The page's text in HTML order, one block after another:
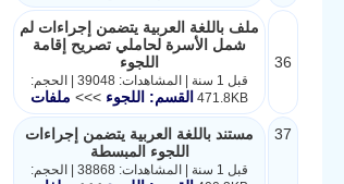
36
ملف باللغة العربية يتضمن إجراءات لم
شمل الأسرة لحاملي تصريح إقامة
اللجوء
قبل 1 سنة | المشاهدات: 39048 | الحجم:
471.8KB القسم: اللجوء >>> ملفات
37
مستند باللغة العربية يتضمن إجراءات
اللجوء المبسطة
قبل 1 سنة | المشاهدات: 38868 | الحجم: